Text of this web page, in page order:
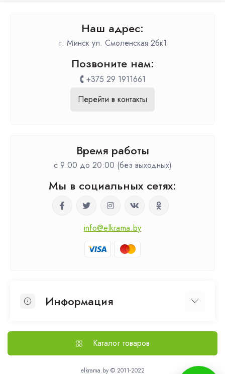
Наш адрес:
г. Минск ул. Смоленская 2бк1
Позвоните нам:
+375 29 1911661
Перейти в контакты
Время работы
c 9:00 до 20:00 (без выходных)
Мы в социальных сетях:
info@elkrama.by
Информация
Выезд на замер
Доставка и оплата
Политика безопасности
Каталог товаров
elkrama.by © 2011-2022